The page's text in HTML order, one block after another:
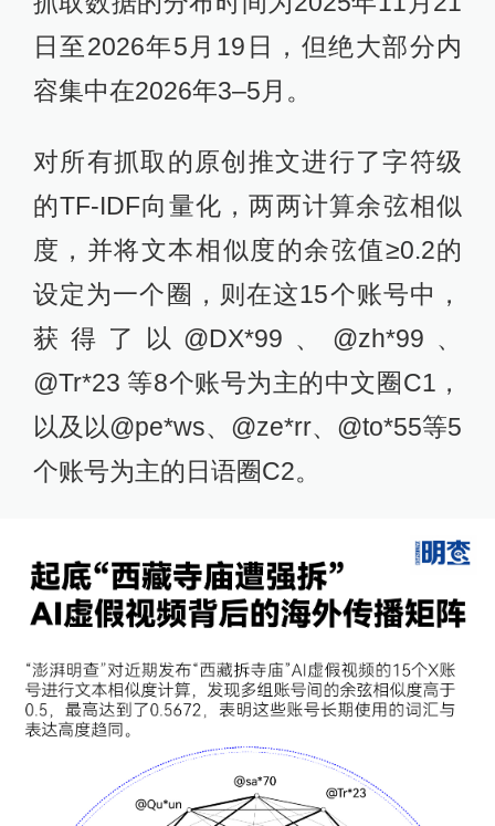
日至2026年5月19日，但绝大部分内
容集中在2026年3–5月。
对所有抓取的原创推文进行了字符级
的TF-IDF向量化，两两计算余弦相似
度，并将文本相似度的余弦值≥0.2的
设定为一个圈，则在这15个账号中，
获得了以@DX*99、@zh*99、
@Tr*23 等8个账号为主的中文圈C1，
以及以@pe*ws、@ze*rr、@to*55等5
个账号为主的日语圈C2。